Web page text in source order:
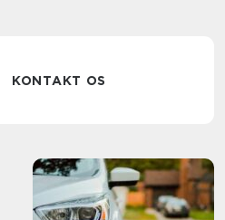
KONTAKT OS